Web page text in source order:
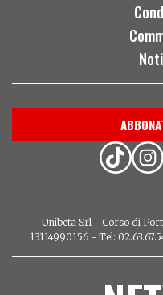
Unibeta Srl - Corso di
13114990156 - Tel: